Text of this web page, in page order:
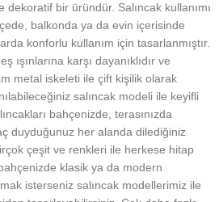
bir üründür. Salıncak kullanımı
balkonda ya da evin içerisinde
konforlu kullanım için tasarlanmıştır.
ışınlarına karşı dayanıklıdır ve
metal iskeleti ile çift kişilik olarak
salıncak modeli ile keyifli
bahçenizde, terasınızda
duyduğunuz her alanda dilediğiniz
çeşit ve renkleri ile herkese hitap
klasik ya da modern
isterseniz salıncak modellerimiz ile